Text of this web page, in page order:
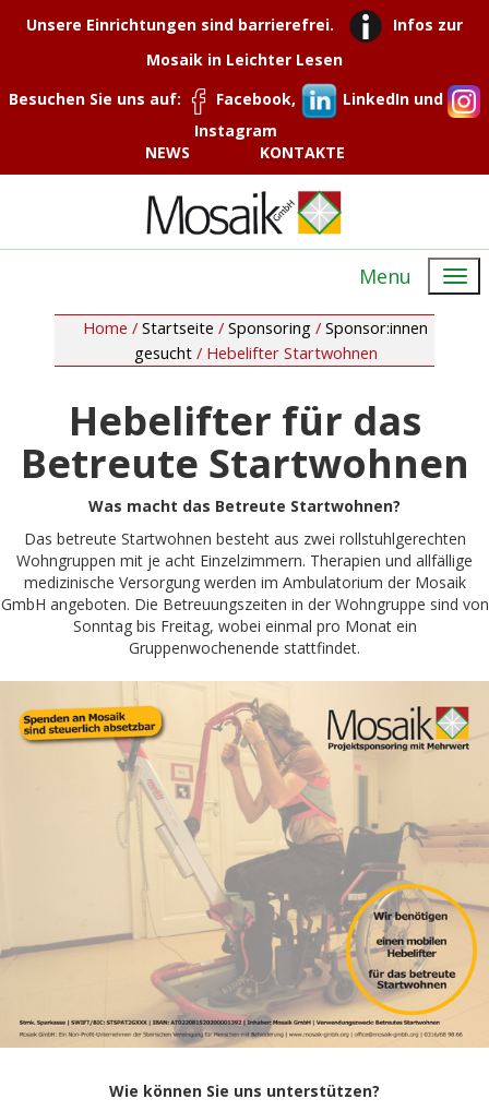
Unsere Einrichtungen sind barrierefrei.
Infos zur
Mosaik in Leichter Lesen
Besuchen Sie uns auf:
Facebook,
LinkedIn und
Instagram
NEWS
KONTAKTE
Menu
Home / Startseite / Sponsoring / Sponsor:innen
gesucht / Hebelifter Startwohnen
Hebelifter für das
Betreute Startwohnen
Was macht das Betreute Startwohnen?
Das betreute Startwohnen besteht aus zwei rollstuhlgerechten
Wohngruppen mit je acht Einzelzimmern. Therapien und allfällige
medizinische Versorgung werden im Ambulatorium der Mosaik
GmbH angeboten. Die Betreuungszeiten in der Wohngruppe sind von
Sonntag bis Freitag, wobei einmal pro Monat ein
Gruppenwochenende stattfindet.
Wie können Sie uns unterstützen?